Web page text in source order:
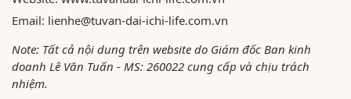
Email: lienhe@tuvan-dai-ichi-life.com.vn
Note: Tất cả nội dung trên website do Giám đốc Ban kinh
doanh Lê Văn Tuấn - MS: 260022 cung cấp và chịu trách
nhiệm.